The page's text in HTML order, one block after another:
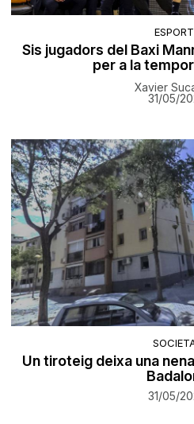
Sis jugadors del Baxi
per a la
Xavier
31/05/
Un tiroteig deixa una
31/05/